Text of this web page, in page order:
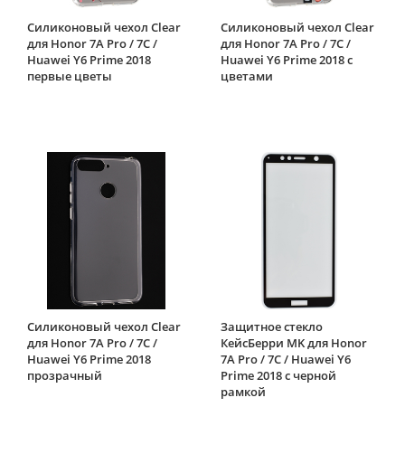
Силиконовый чехол Clear
для Honor 7A Pro / 7C /
Huawei Y6 Prime 2018
первые цветы
Силиконовый чехол Clear
для Honor 7A Pro / 7C /
Huawei Y6 Prime 2018 с
цветами
Силиконовый чехол Clear
для Honor 7A Pro / 7C /
Huawei Y6 Prime 2018
прозрачный
Защитное стекло
КейсБерри MK для Honor
7A Pro / 7C / Huawei Y6
Prime 2018 с черной
рамкой